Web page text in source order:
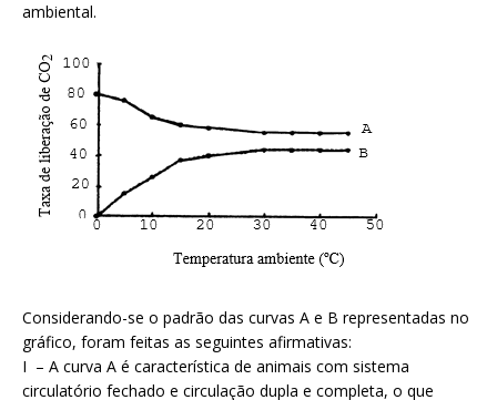
ambiental.
Considerando-se o padrão das curvas A e B representadas no
gráfico, foram feitas as seguintes afirmativas:
I – A curva A é característica de animais com sistema
circulatório fechado e circulação dupla e completa, o que